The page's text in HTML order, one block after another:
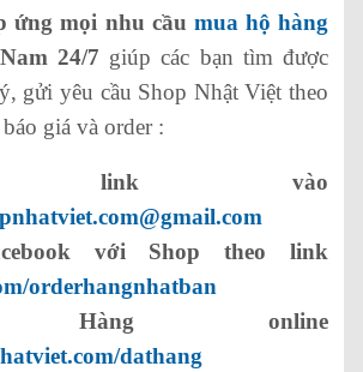
ứng mọi nhu cầu mua hộ hàng
24/7 giúp các bạn tìm được
gửi yêu cầu Shop Nhật Việt theo
giá và order :
link vào
với Shop theo link
orderhangnhatban
Hàng online
dathang